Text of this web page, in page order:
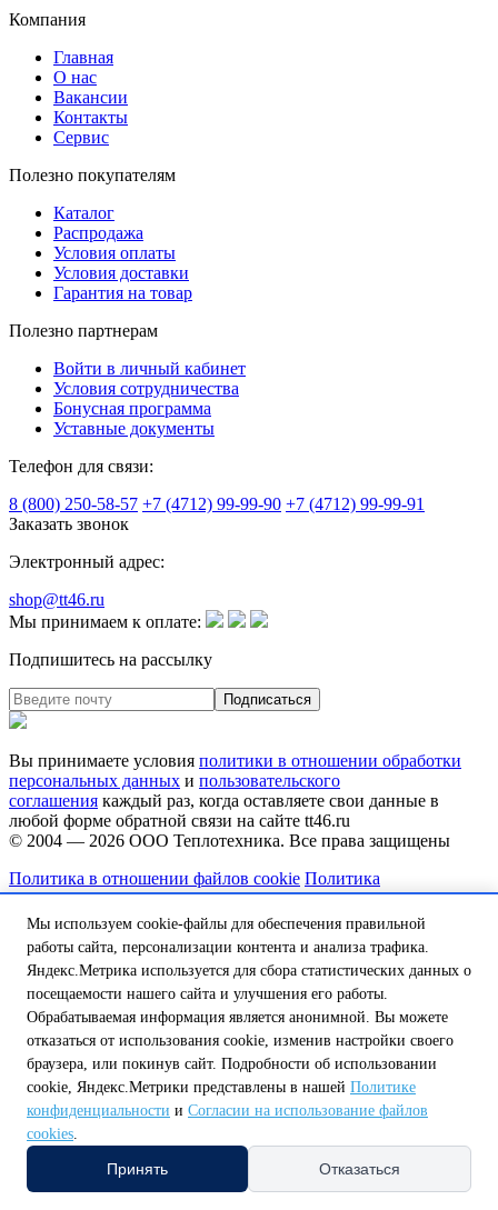
Компания
Главная
О нас
Вакансии
Контакты
Сервис
Полезно покупателям
Каталог
Распродажа
Условия оплаты
Условия доставки
Гарантия на товар
Полезно партнерам
Войти в личный кабинет
Условия сотрудничества
Бонусная программа
Уставные документы
Телефон для связи:
8 (800) 250-58-57 +7 (4712) 99-99-90 +7 (4712) 99-99-91
Заказать звонок
Электронный адрес:
shop@tt46.ru
Мы принимаем к оплате:
Подпишитесь на рассылку
Вы принимаете условия политики в отношении обработки
персональных данных и пользовательского
соглашения каждый раз, когда оставляете свои данные в
любой форме обратной связи на сайте tt46.ru
© 2004 — 2026 ООО Теплотехника. Все права защищены
Политика в отношении файлов cookie Политика
конфиденциальности Согласие на обработку персональных
данных
Сделано в
Выберите регион или область самовывоза
На данный момент в вашей области нет пункта самовывоза,
но мы над этим работаем.
Обатитесь к нашему оператору по телефону:
8 (800) 250-58-57 или напишите на почтуshop@tt46.ru
и мы поможем вам доставить товар.
Белгородская обл. Калужская обл. Курская обл. Липецкая обл.
Нижегородская обл.
Смоленская обл.
обл.
Мы используем cookie-файлы для обеспечения правильной
работы сайта, персонализации контента и анализа трафика.
Яндекс.Метрика используется для сбора статистических данных о
посещаемости нашего сайта и улучшения его работы.
Обрабатываемая информация является анонимной. Вы можете
отказаться от использования cookie, изменив настройки своего
браузера, или покинув сайт. Подробности об использовании
cookie, Яндекс.Метрики представлены в нашей Политике
конфиденциальности и Согласии на использование файлов
cookies.
Принять Отказаться